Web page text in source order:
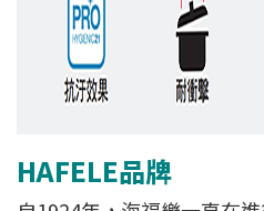
HAFELE品牌